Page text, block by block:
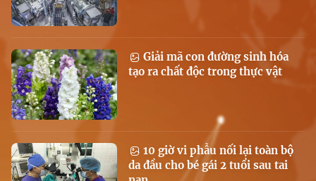
Giải mã con đường sinh hóa
tạo ra chất độc trong thực vật
10 giờ vi phẫu nối lại toàn bộ
da đầu cho bé gái 2 tuổi sau tai